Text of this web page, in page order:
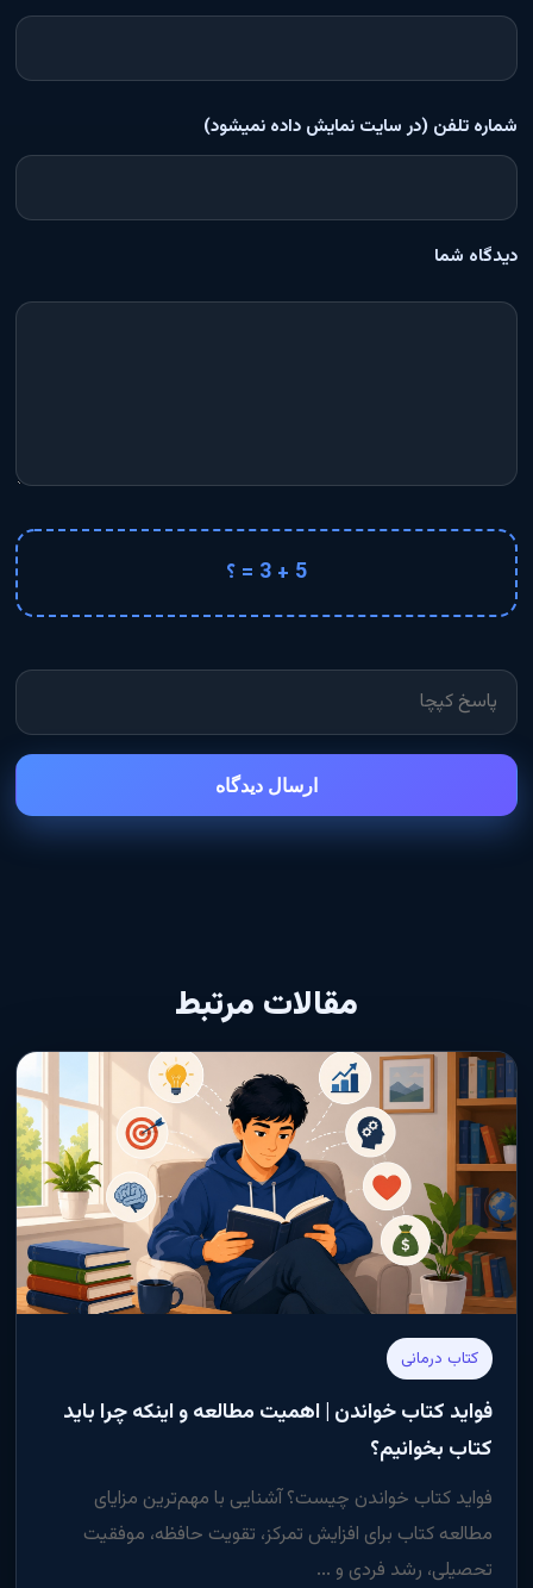
شماره تلفن (در سایت نمایش داده نمیشود)
دیدگاه شما
5 + 3 = ؟
ارسال دیدگاه
مقالات مرتبط
کتاب درمانی
فواید کتاب خواندن | اهمیت مطالعه و اینکه چرا باید
کتاب بخوانیم؟
فواید کتاب خواندن چیست؟ آشنایی با مهم‌ترین مزایای
مطالعه کتاب برای افزایش تمرکز، تقویت حافظه، موفقیت
تحصیلی، رشد فردی و ...